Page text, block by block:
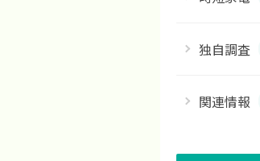
独自調査
関連情報